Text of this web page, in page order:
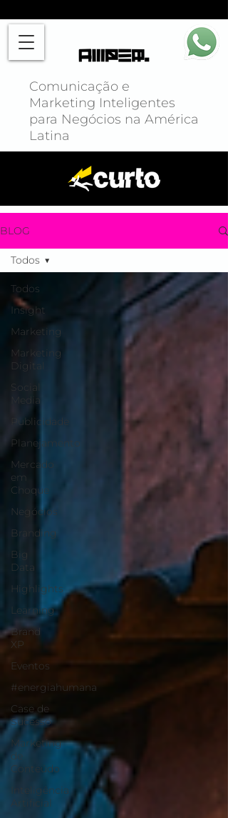
Comunicação e
Marketing Inteligentes
para Negócios na América
Latina
BLOG
Todos
Insight
Marketing
Marketing
Digital
Social
Media
Publicidade
Planejamento
Mercado
em
Choque
Negócios
Branding
Big
Data
Highlights
Learning
Brand
XP
Eventos
#energiahumana
Case de
Sucesso
Marketing
de
Conteúdo
Inteligência
Artificial
Todos